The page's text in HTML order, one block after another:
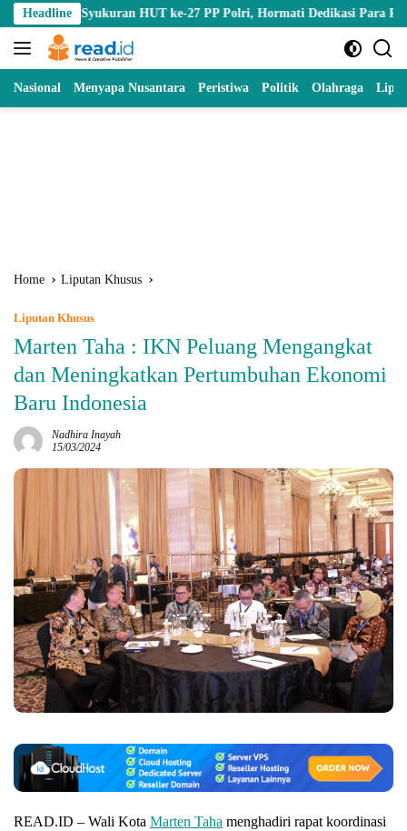
Skip
to
content
HeadlineHUT ke-27 PP Polri, Hormati Dedikasi Para Purnawirawan
Nasional Menyapa Nusantara Peristiwa Politik Olahraga
Home Liputan Khusus
Liputan Khusus
Marten Taha : IKN Peluang Mengangkat
dan Meningkatkan Pertumbuhan Ekonomi
Baru Indonesia
Nadhira Inayah
15/03/2024
READ.ID – Wali Kota Marten Taha menghadiri rapat koordinasi